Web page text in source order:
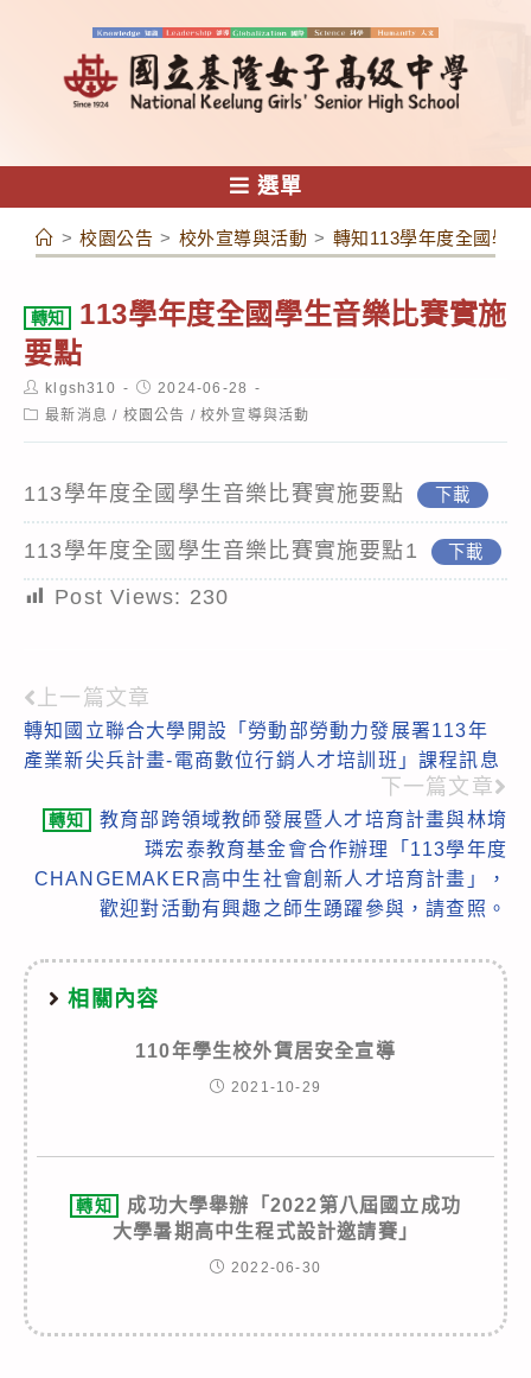
容
選單
> 校園公告 > 校外宣導與活動 > 轉知113學年度全國學
轉知
113學年度全國學生音樂比賽實施
要點
Post
author:
klgsh310
Post
published:
2024-06-28
Post最新消息 / 校園公告 / 校外宣導與活動
113學年度全國學生音樂比賽實施要點 下載
113學年度全國學生音樂比賽實施要點1 下載
Post Views: 230
Read
more
上一篇文章
轉知國立聯合大學開設「勞動部勞動力發展署113年
產業新尖兵計畫-電商數位行銷人才培訓班」課程訊息
下一篇文章
轉知
教育部跨領域教師發展暨人才培育計畫與林堉
璘宏泰教育基金會合作辦理「113學年度
CHANGEMAKER高中生社會創新人才培育計畫」，
歡迎對活動有興趣之師生踴躍參與，請查照。
相關內容
110年學生校外賃居安全宣導
2021-10-29
轉知
成功大學舉辦「2022第八屆國立成功
大學暑期高中生程式設計邀請賽」
2022-06-30